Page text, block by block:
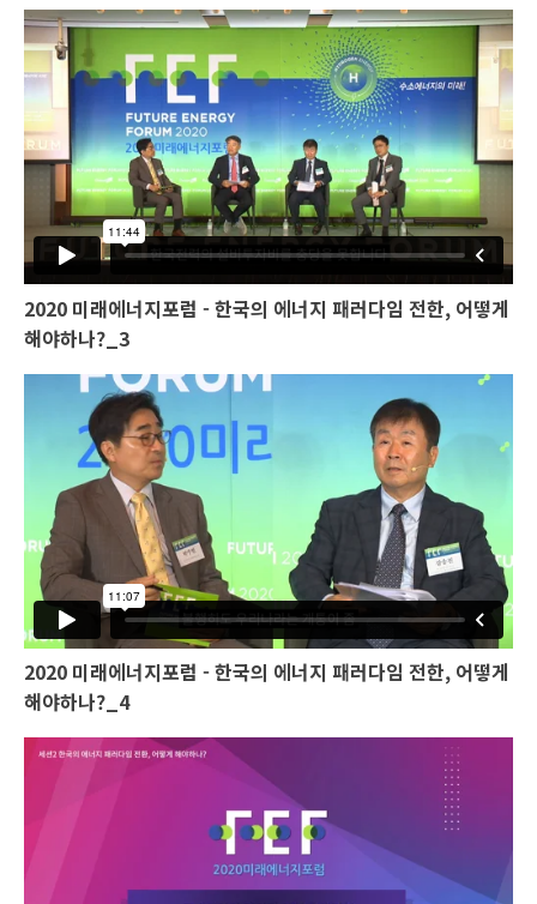
2020 미래에너지포럼 - 한국의 에너지 패러다임 전한, 어떻게
해야하나?_3
2020 미래에너지포럼 - 한국의 에너지 패러다임 전한, 어떻게
해야하나?_4